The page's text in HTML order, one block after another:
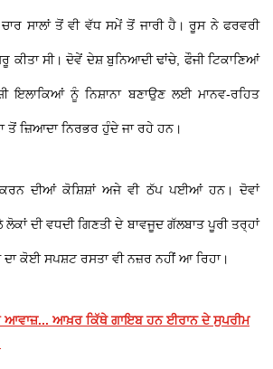
ਸਾਲਾਂ ਤੋਂ ਵੀ ਵੱਧ ਸਮੇਂ ਤੋਂ ਜਾਰੀ ਹੈ। ਰੂਸ ਨੇ ਫਰਵਰੀ
ਕੀਤਾ ਸੀ। ਦੋਵੇਂ ਦੇਸ਼ ਬੁਨਿਆਦੀ ਢਾਂਚੇ, ਫੌਜੀ ਟਿਕਾਣਿਆਂ
ਇਲਾਕਿਆਂ ਨੂੰ ਨਿਸ਼ਾਨਾ ਬਣਾਉਣ ਲਈ ਮਾਨਵ-ਰਹਿਤ
ਤੋਂ ਜ਼ਿਆਦਾ ਨਿਰਭਰ ਹੁੰਦੇ ਜਾ ਰਹੇ ਹਨ।
ਦੀਆਂ ਕੋਸ਼ਿਸ਼ਾਂ ਅਜੇ ਵੀ ਠੱਪ ਪਈਆਂ ਹਨ। ਦੋਵਾਂ
ਲੋਕਾਂ ਦੀ ਵਧਦੀ ਗਿਣਤੀ ਦੇ ਬਾਵਜੂਦ ਗੱਲਬਾਤ ਪੂਰੀ ਤਰ੍ਹਾਂ
ਕੋਈ ਸਪਸ਼ਟ ਰਸਤਾ ਵੀ ਨਜ਼ਰ ਨਹੀਂ ਆ ਰਿਹਾ।
ਆਵਾਜ਼... ਆਖ਼ਰ ਕਿੱਥੇ ਗਾਇਬ ਹਨ ਈਰਾਨ ਦੇ ਸੁਪਰੀਮ